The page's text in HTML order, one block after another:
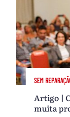
SEM
Artigo |
muita